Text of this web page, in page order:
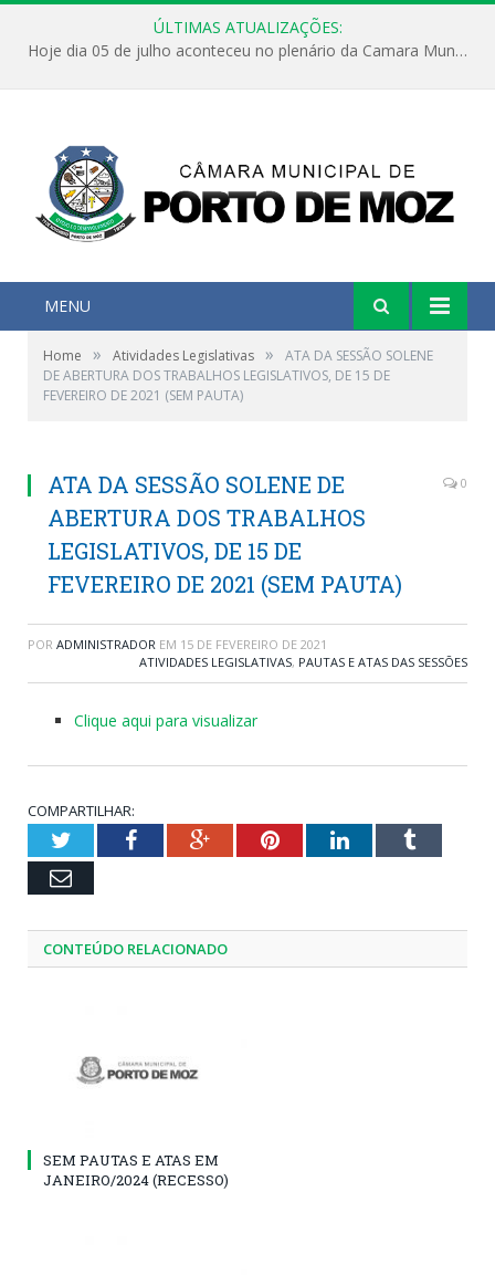
ÚLTIMAS ATUALIZAÇÕES:
Hoje dia 05 de julho aconteceu no plenário da Camara Municipal de Porto de Moz a Sessão Solene de Abertura dos Trabalhos Legislativos 2º Período da 23ª Legislatura
MENU
Home » Atividades Legislativas »
ATA DA SESSÃO SOLENE
DE ABERTURA DOS TRABALHOS LEGISLATIVOS, DE 15 DE
FEVEREIRO DE 2021 (SEM PAUTA)
ATA DA SESSÃO SOLENE DE
ABERTURA DOS TRABALHOS
LEGISLATIVOS, DE 15 DE
FEVEREIRO DE 2021 (SEM PAUTA)
0
POR ADMINISTRADOR EM 15 DE FEVEREIRO DE 2021
ATIVIDADES LEGISLATIVAS, PAUTAS E ATAS DAS SESSÕES
Clique aqui para visualizar
COMPARTILHAR:
TwitterFacebookGoogle+PinterestLinkedInTumblr
Email
CONTEÚDO RELACIONADO
SEM PAUTAS E ATAS EM
JANEIRO/2024 (RECESSO)